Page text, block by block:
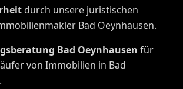
durch unsere juristischen
Bad Oeynhausen.
Bad Oeynhausen für
von Immobilien in Bad